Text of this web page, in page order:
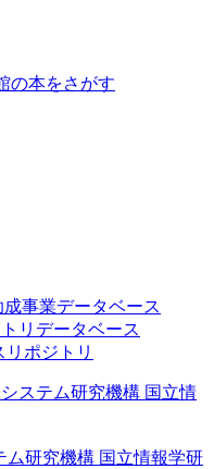
の本をさがす
事業データベース
リデータベース
ポジトリ
ム研究機構 国立情報学研